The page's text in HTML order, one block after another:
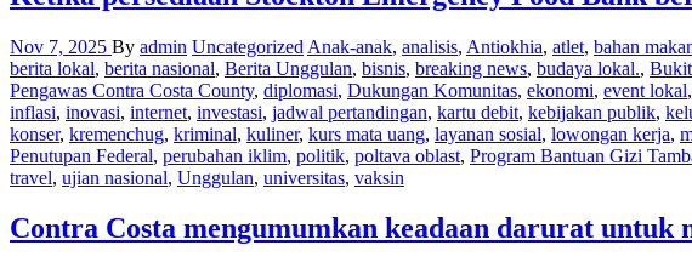
Nov 7, 2025 By admin Uncategorized Anak-anak, analisis, Antiokhia, atlet, bahan
berita lokal, berita nasional, Berita Unggulan, bisnis, breaking news, budaya lokal.,
Pengawas Contra Costa County, diplomasi, Dukungan Komunitas, ekonomi, event lokal,
inflasi, inovasi, internet, investasi, jadwal pertandingan, kartu debit, kebijakan publik,
konser, kremenchug, kriminal, kuliner, kurs mata uang, layanan sosial, lowongan kerja,
Penutupan Federal, perubahan iklim, politik, poltava oblast, Program Bantuan Gizi
travel, ujian nasional, Unggulan, universitas, vaksin
Contra Costa mengumumkan keadaan darurat